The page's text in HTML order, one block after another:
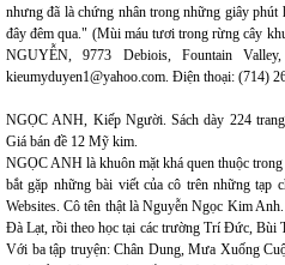
nhưng đã là chứng nhân trong những giây phút
đây đêm qua." (Mùi máu tươi trong rừng cây
NGUYỄN, 9773 Debiois, Fountain
kieumyduyen1@yahoo.com. Điện thoại: (714)
NGỌC ANH, Kiếp Người. Sách dày 224
Giá bán đề 12 Mỹ kim.
NGỌC ANH là khuôn mặt khá quen thuộc
bắt gặp những bài viết của cô trên những
Websites. Cô tên thật là Nguyễn Ngọc Kim
Đà Lạt, rồi theo học tại các trường Trí Đức, Bùi
Với ba tập truyện: Chân Dung, Mưa Xuống